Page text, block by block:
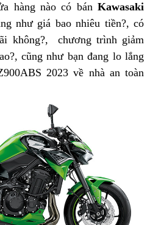
chính
hãng
ký
Z900
phanh
ABS
xịn
hàng nào có bán Kawasaki
như giá bao nhiêu tiền?
Z900
ABS
, ở
đâu
có
không?,
trang
bị
Z900
ABS
cao
cấp
cung
cấp
chương trình
Z900
phanh
giảm
tận
nơi
cũng như bạn đang lo lắng
2023 về nhà an toàn